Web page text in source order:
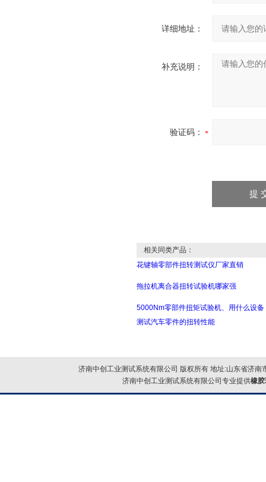
详细地址：
补充说明：
验证码：
相关同类产品：
花键轴零部件扭转测试仪厂家直销
拖拉机离合器扭转试验机哪家强
5000Nm零部件扭矩试验机、用什么设备
测试汽车零件的扭转性能
济南中创工业测试系统有限公司 版权所有 地址:山东省济
济南中创工业测试系统有限公司专业提供橡